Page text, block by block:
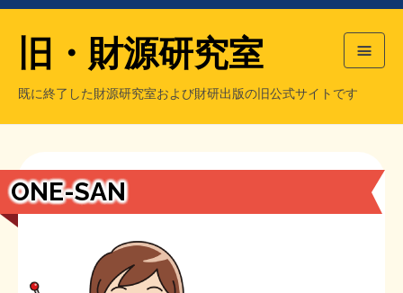
もっと知りたい方へ
旧・財源研究室
既に終了した財源研究室および財研出版の旧公式サイトです
旧・財源研究室について
ONE-SAN